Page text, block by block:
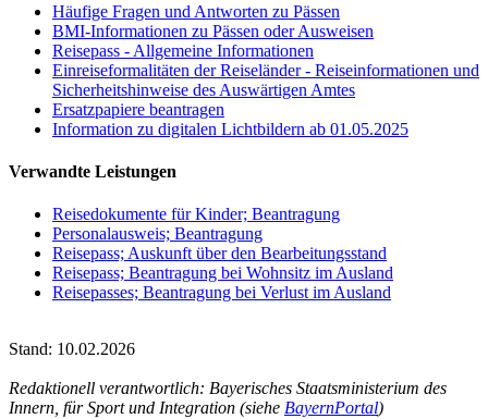
Häufige Fragen und Antworten zu Pässen
BMI-Informationen zu Pässen oder Ausweisen
Reisepass - Allgemeine Informationen
Einreiseformalitäten der Reiseländer - Reiseinformationen und
Sicherheitshinweise des Auswärtigen Amtes
Ersatzpapiere beantragen
Information zu digitalen Lichtbildern ab 01.05.2025
Verwandte Leistungen
Reisedokumente für Kinder; Beantragung
Personalausweis; Beantragung
Reisepass; Auskunft über den Bearbeitungsstand
Reisepass; Beantragung bei Wohnsitz im Ausland
Reisepasses; Beantragung bei Verlust im Ausland
Stand: 10.02.2026
Redaktionell verantwortlich: Bayerisches Staatsministerium des
Innern, für Sport und Integration (siehe BayernPortal)